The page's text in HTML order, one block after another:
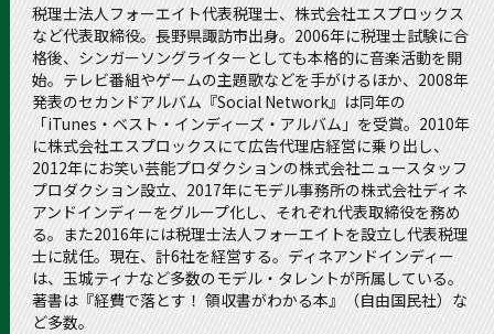
税理士法人フォーエイト代表税理士、株式会社エスプロックス
など代表取締役。長野県諏訪市出身。2006年に税理士試験に合
格後、シンガーソングライターとしても本格的に音楽活動を開
始。テレビ番組やゲームの主題歌などを手がけるほか、2008年
発表のセカンドアルバム『Social Network』は同年の
「iTunes・ベスト・インディーズ・アルバム」を受賞。2010年
に株式会社エスプロックスにて広告代理店経営に乗り出し、
2012年にお笑い芸能プロダクションの株式会社ニュースタッフ
プロダクション設立、2017年にモデル事務所の株式会社ディネ
アンドインディーをグループ化し、それぞれ代表取締役を務め
る。また2016年には税理士法人フォーエイトを設立し代表税理
士に就任。現在、計6社を経営する。ディネアンドインディー
は、玉城ティナなど多数のモデル・タレントが所属している。
著書は『経費で落とす！ 領収書がわかる本』（自由国民社）な
ど多数。